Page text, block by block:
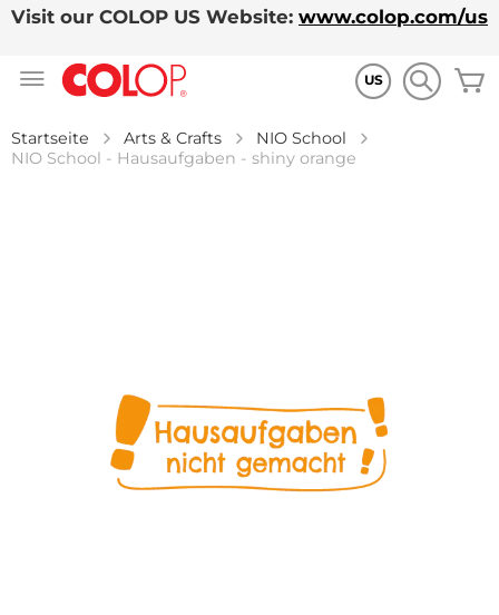
Visit our COLOP US Website: www.colop.com/us
US
Startseite Arts & Crafts
NIO School
NIO School - Hausaufgaben - shiny orange